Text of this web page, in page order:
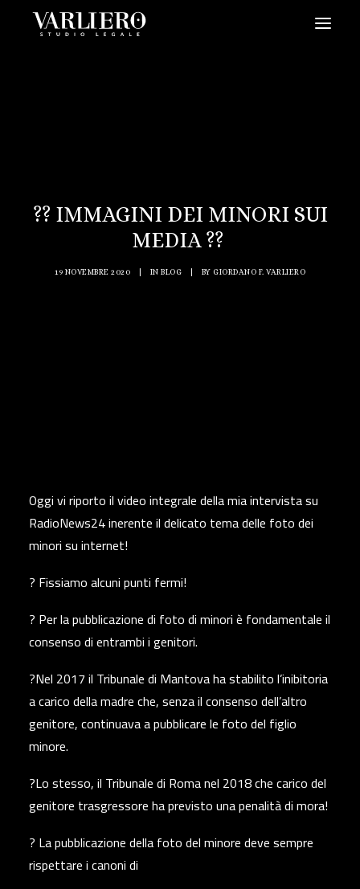
VIDEO
PRENDI UN APPUNTAMENTO
?? IMMAGINI DEI MINORI SUI
MEDIA ??
19 NOVEMBRE 2020 IN BLOG BY GIORDANO F. VARLIERO
Oggi vi riporto il video integrale della mia intervista su
RadioNews24 inerente il delicato tema delle foto dei
minori su internet!
? Fissiamo alcuni punti fermi!
? Per la pubblicazione di foto di minori è fondamentale il
consenso di entrambi i genitori.
?Nel 2017 il Tribunale di Mantova ha stabilito l’inibitoria
a carico della madre che, senza il consenso dell’altro
genitore, continuava a pubblicare le foto del figlio
minore.
?Lo stesso, il Tribunale di Roma nel 2018 che carico del
genitore trasgressore ha previsto una penalità di mora!
? La pubblicazione della foto del minore deve sempre
rispettare i canoni di